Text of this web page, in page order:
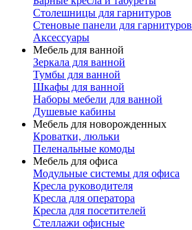
Столешницы для гарнитуров
Стеновые панели для гарнитуров
Аксессуары
Мебель для ванной
Зеркала для ванной
Тумбы для ванной
Шкафы для ванной
Наборы мебели для ванной
Душевые кабины
Мебель для новорожденных
Кроватки, люльки
Пеленальные комоды
Мебель для офиса
Модульные системы для офиса
Кресла руководителя
Кресла для оператора
Кресла для посетителей
Стеллажи офисные